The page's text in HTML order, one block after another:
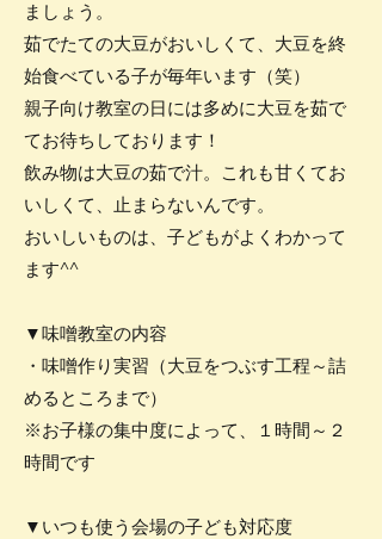
ましょう。
​茹でたての大豆がおいしくて、大豆を終
始食べている子が毎年います（笑）
親子向け教室の日には多めに大豆を茹で
てお待ちしております！
飲み物は大豆の茹で汁。これも甘くてお
いしくて、止まらないんです。
​おいしいものは、子どもがよくわかって
ます^^
▼味噌教室の内容
・味噌作り実習（大豆をつぶす工程～詰
めるところまで）
※お子様の集中度によって、１時間～２
時間です
▼いつも使う会場の子ども対応度